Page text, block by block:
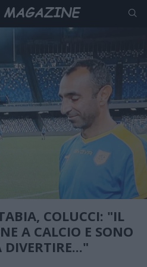
COLUCCI: "IL
A CALCIO E SONO
DIVERTIRE..."